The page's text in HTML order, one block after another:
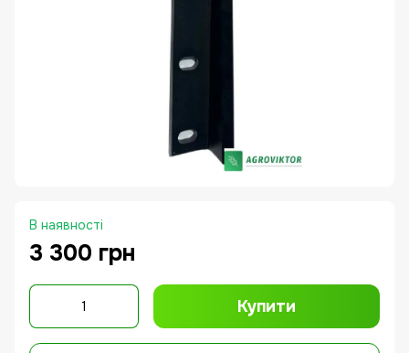
В наявності
3 300 грн
Купити